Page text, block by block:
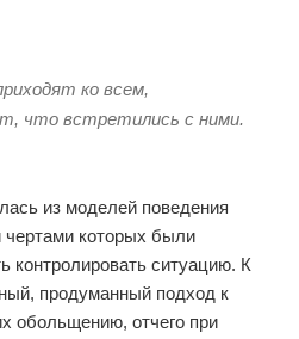
ко всем,
что встретились с ними.
из моделей поведения
которых были
контролировать ситуацию. К
продуманный подход к
обольщению, отчего при